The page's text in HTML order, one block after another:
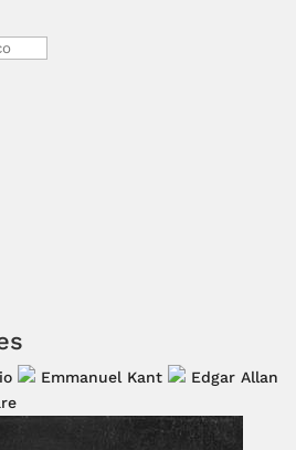
Emmanuel Kant
Edgar Allan